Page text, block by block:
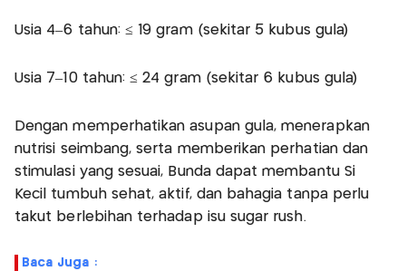
Usia 4–6 tahun: ≤ 19 gram (sekitar 5 kubus gula)
Usia 7–10 tahun: ≤ 24 gram (sekitar 6 kubus gula)
Dengan memperhatikan asupan gula, menerapkan
nutrisi seimbang, serta memberikan perhatian dan
stimulasi yang sesuai, Bunda dapat membantu Si
Kecil tumbuh sehat, aktif, dan bahagia tanpa perlu
takut berlebihan terhadap isu sugar rush.
Baca Juga :